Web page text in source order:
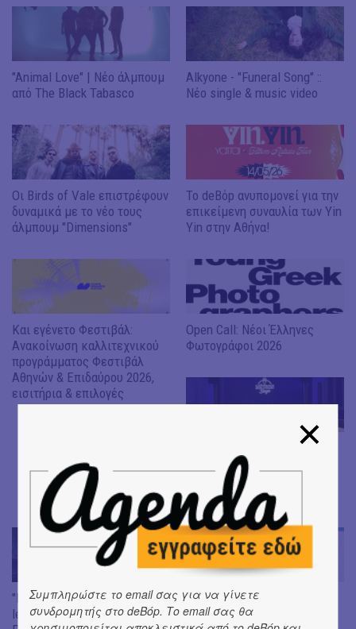
"Animal Love" | Nέο άλμπουμ
από The Black Tabasco
Alkyone - "Funeral Song" ::
Νέο single & music video
Οι Birds of Vale επιστρέφουν
δυναμικά με το νέο τους
άλμπουμ "Dimensions"
Το deBόp ανυπομονεί για την
επικείμενη συναυλία των Yin
Yin στην Αθήνα!
Και εγένετο Φεστιβάλ:
Ανακοίνωση καλλιτεχνικού
προγράμματος Φεστιβάλ
Αθηνών & Επιδαύρου 2026,
εισιτήρια & επιλογές
Open Call: Νέοι Έλληνες
Φωτογράφοι 2026
MÉTRON Stage | Το live
πρόγραμμα της άνοιξης που
καλύπτει κάθε μουσική
διάθεση
"Next In Line" :: πρώτο full
length άλμπουμ από Common
"Shame" :: Κυκλοφόρησε το
νέο άλμπουμ της Irene
Συμπληρώστε το email σας για να γίνετε
συνδρομητής στο deBόp. Το email σας θα